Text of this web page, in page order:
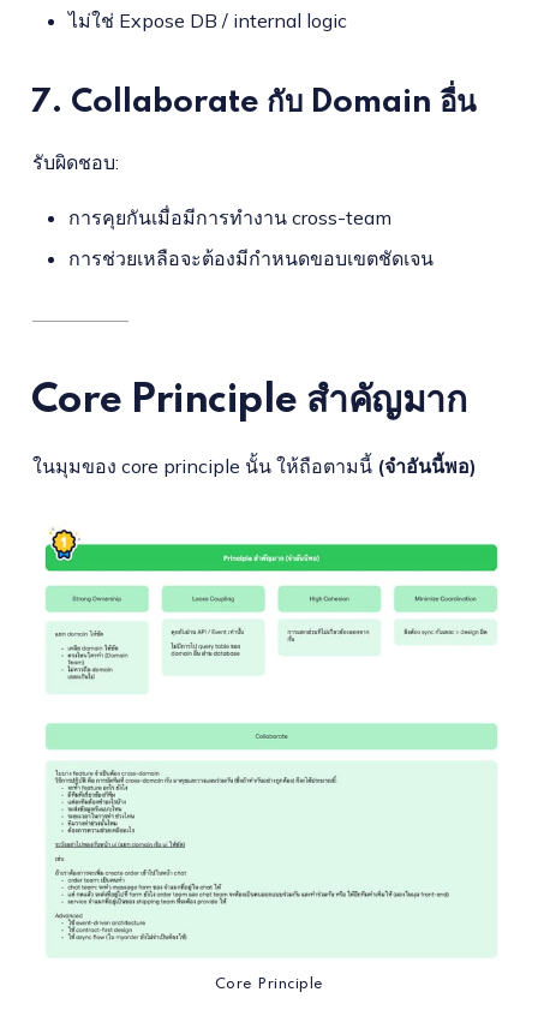
ไม่ใช่ Expose DB / internal logic
7. Collaborate กับ Domain อื่น
รับผิดชอบ:
การคุยกันเมื่อมีการทำงาน cross-team
การช่วยเหลือจะต้องมีกำหนดขอบเขตชัดเจน
Core Principle สำคัญมาก
ในมุมของ core principle นั้น ให้ถือตามนี้ (จำอันนี้พอ)
Core Principle